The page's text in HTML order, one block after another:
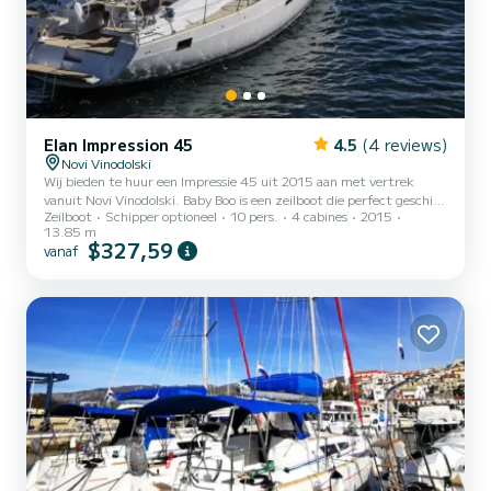
Elan Impression 45 4.5 (4 reviews)
Novi Vinodolski
Wij bieden te huur een Impressie 45 uit 2015 aan met vertrek
vanuit Novi Vinodolski. Baby Boo is een zeilboot die perfect geschikt
is voor verhuur. Deze zeilboot is zeer prettig te manoeuvreren voor
een vaartocht van een week of langer. De zeilboot is 14 meter lang
en heeft een vermogen van 55 pk. De 4 hutten bieden plaats aan
en een rolgenua. Het beschikt met nam...
Zeilboot Schipper optioneel 10 pers. 4 cabines
2015
13.85 m
vanaf $327,59